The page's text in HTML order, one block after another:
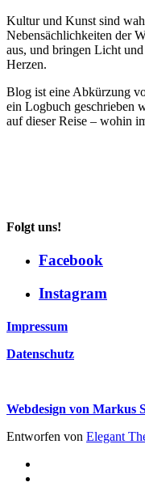
Kultur und Kunst sind
Nebensächlichkeiten der
aus, und bringen Licht
Herzen.
Blog ist eine Abkürzung
ein Logbuch geschrieben
auf dieser Reise – wohin
Folgt uns!
Facebook
Instagram
Impressum
Datenschutz
Webdesign von Markus
Entworfen von Elegant